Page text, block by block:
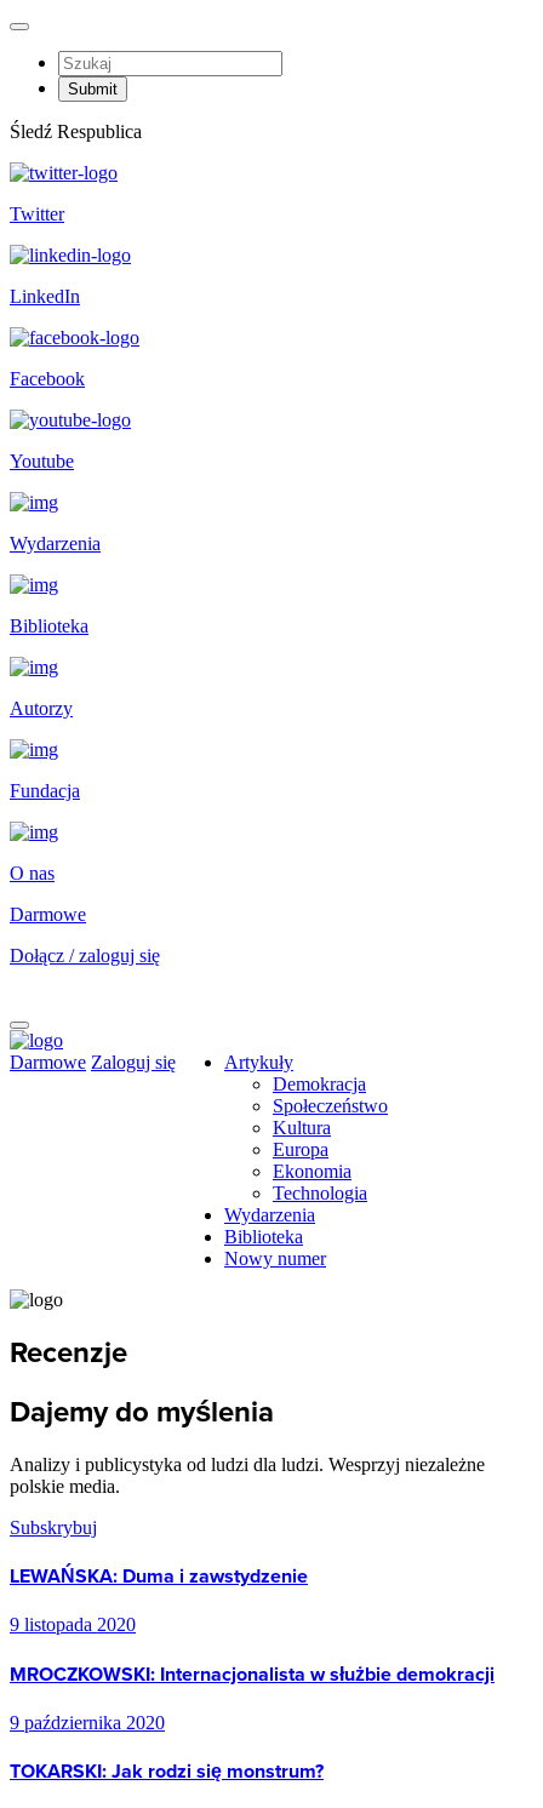
Śledź Respublica
Twitter
LinkedIn
Facebook
Youtube
Wydarzenia
Biblioteka
Autorzy
Fundacja
O nas
Darmowe
Dołącz / zaloguj się
Darmowe Zaloguj się
Artykuły
Demokracja
Społeczeństwo
Kultura
Europa
Ekonomia
Technologia
Wydarzenia
Biblioteka
Nowy numer
Recenzje
Dajemy do myślenia
Analizy i publicystyka od ludzi dla ludzi. Wesprzyj niezależne
polskie media.
Subskrybuj
LEWAŃSKA: Duma i zawstydzenie
9 listopada 2020
MROCZKOWSKI: Internacjonalista w służbie demokracji
9 października 2020
TOKARSKI: Jak rodzi się monstrum?